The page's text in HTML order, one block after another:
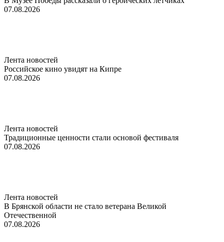
07.08.2026
Лента новостей
Российское кино увидят на Кипре
07.08.2026
Лента новостей
Традиционные ценности стали основой фестиваля
07.08.2026
Лента новостей
В Брянской области не стало ветерана Великой
Отечественной
07.08.2026